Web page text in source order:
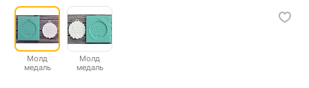
Молд
медаль
Молд
медаль